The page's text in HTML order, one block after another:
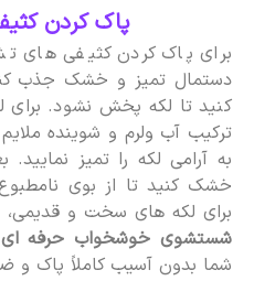
پاک کردن
برای پاک کردن کثیفی های
دستمال تمیز و خشک جذب
کنید تا لکه پخش نشود. برای
ترکیب آب ولرم و شوینده
به آرامی لکه را تمیز
خشک کنید تا از بوی
برای لکه های سخت و قدیمی،
شستشوی خوشخواب حرفه
شما بدون آسیب کاملاً پاک و